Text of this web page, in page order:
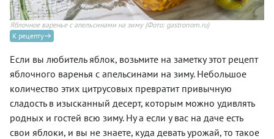
Яблочное варенье с апельсинами на зиму(Фото: gastronom.ru)
К рецепту
Если вы любитель яблок, возьмите на заметку этот рецепт
яблочного варенья с апельсинами на зиму. Небольшое
количество этих цитрусовых превратит привычную
сладость в изысканный десерт, которым можно удивлять
родных и гостей всю зиму. Ну а если у вас на даче есть
свои яблоки, и вы не знаете, куда девать урожай, то такое